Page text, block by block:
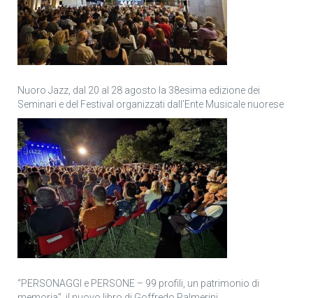
Nuoro Jazz, dal 20 al 28 agosto la 38esima edizione dei
Seminari e del Festival organizzati dall’Ente Musicale nuorese
“PERSONAGGI e PERSONE – 99 profili, un patrimonio di